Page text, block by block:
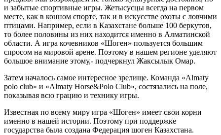
и забытые спортивные игры. Жетысусцы всегда на первом
месте, как в конном спорте, так и в искусстве охоты с ловчими
птицами. Например, если в Казахстане больше 100 беркутов,
то более половины из них находится именно в Алматинской
области. А игра кочевников «Шоген» пользуется большим
спросом на мировой арене. Поэтому в нашем регионе уделяют
большое внимание этому,- подчеркнул Жаксылык Омар.
Затем началось самое интересное зрелище. Команда «Almaty
polo club» и «Almaty Horse&Polo Club», состязались на поле,
показывая всю грацию и технику игры.
Известная по всему миру игра «Шоген» имеет свои корни
именно в нашей истории. Поэтому при поддержке
государства была создана Федерация шоген Казахстана.